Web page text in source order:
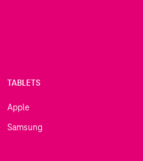
TABLETS
Apple
Samsung